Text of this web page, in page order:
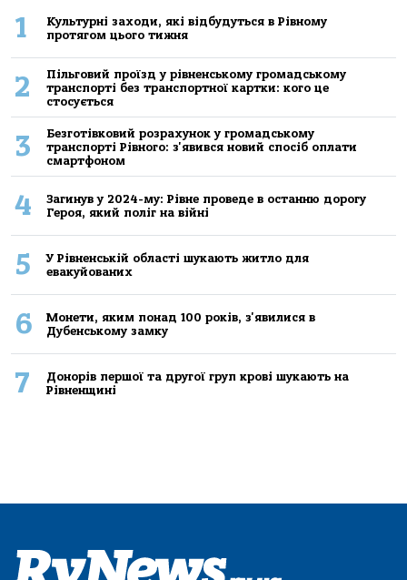
1
Культурні заходи, які відбудуться в Рівному
протягом цього тижня
2
Пільговий проїзд у рівненському громадському
транспорті без транспортної картки: кого це
стосується
3
Безготівковий розрахунок у громадському
транспорті Рівного: з'явився новий спосіб оплати
смартфоном
4
Загинув у 2024-му: Рівне проведе в останню дорогу
Героя, який поліг на війні
5
У Рівненській області шукають житло для
евакуйованих
6
Монети, яким понад 100 років, з'явилися в
Дубенському замку
7
Донорів першої та другої груп крові шукають на
Рівненщині